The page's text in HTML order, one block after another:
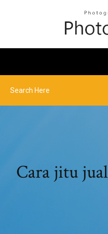
Cara jitu